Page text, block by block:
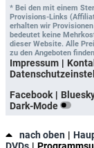
* Bei den mit einem
Provisions-Links
erhalten wir
bedeutet keine
dieser Website. Alle
zu den Angeboten
Impressum
Facebook
Dark-Mode
nach oben
DVDs